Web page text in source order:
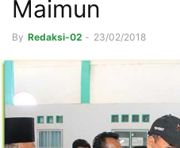
Maimun
By Redaksi-02 - 23/02/2018